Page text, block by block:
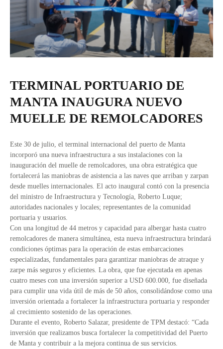
TERMINAL PORTUARIO DE
MANTA INAUGURA NUEVO
MUELLE DE REMOLCADORES
Este 30 de julio, el terminal internacional del puerto de Manta
incorporó una nueva infraestructura a sus instalaciones con la
inauguración del muelle de remolcadores, una obra estratégica que
fortalecerá las maniobras de asistencia a las naves que arriban y zarpan
desde muelles internacionales. El acto inaugural contó con la presencia
del ministro de Infraestructura y Tecnología, Roberto Luque;
autoridades nacionales y locales; representantes de la comunidad
portuaria y usuarios.
Con una longitud de 44 metros y capacidad para albergar hasta cuatro
remolcadores de manera simultánea, esta nueva infraestructura brindará
condiciones óptimas para la operación de estas embarcaciones
especializadas, fundamentales para garantizar maniobras de atraque y
zarpe más seguros y eficientes. La obra, que fue ejecutada en apenas
cuatro meses con una inversión superior a USD 600.000, fue diseñada
para cumplir una vida útil de más de 50 años, consolidándose como una
inversión orientada a fortalecer la infraestructura portuaria y responder
al crecimiento sostenido de las operaciones.
Durante el evento, Roberto Salazar, presidente de TPM destacó: “Cada
inversión que realizamos busca fortalecer la competitividad del Puerto
de Manta y contribuir a la mejora continua de sus servicios.